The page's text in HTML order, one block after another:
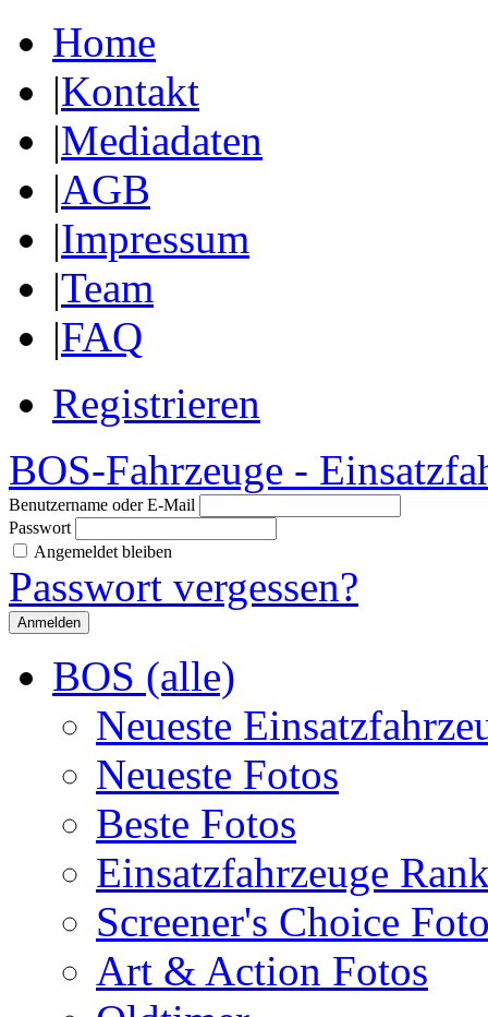
Home
|Kontakt
|Mediadaten
|AGB
|Impressum
|Team
|FAQ
Registrieren
BOS-Fahrzeuge -
Benutzername oder E-Mail
Passwort
Angemeldet bleiben
Passwort vergessen?
BOS (alle)
Neueste
Neueste Fotos
Beste Fotos
Einsatzfahrzeuge
Screener's Choice
Art & Action Fotos